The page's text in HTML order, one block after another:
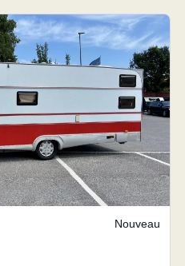
Nouveau